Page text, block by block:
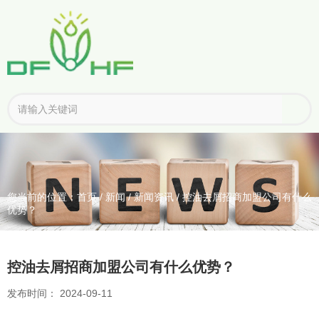
您当前的位置：首页/ 新闻 /新闻资讯 / 控油去屑招商加盟公司有什么
优势？
控油去屑招商加盟公司有什么优势？
发布时间： 2024-09-11